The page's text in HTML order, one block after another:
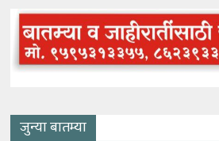
जुन्या बातम्या